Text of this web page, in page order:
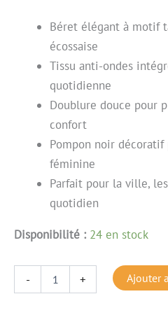
Béret élégant à motif
écossaise
Tissu anti-ondes
quotidienne
Doublure douce pour
confort
Pompon noir
féminine
Parfait pour la ville,
quotidien
Disponibilité : 24 en stock
- + Ajouter